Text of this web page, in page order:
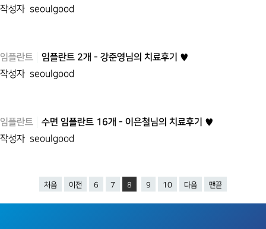
작성자 seoulgood
임플란트 임플란트 2개 - 강준영님의 치료후기 ♥
작성자 seoulgood
임플란트 수면 임플란트 16개 - 이은철님의 치료후기 ♥
작성자 seoulgood
처음 이전 6 7 8 9 10 다음 맨끝